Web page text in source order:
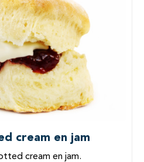
cream en jam
cream en jam.